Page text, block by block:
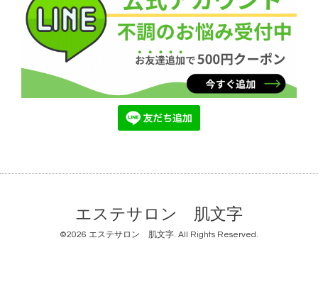
エステサロン 肌文字
©2026 エステサロン 肌文字. All Rights Reserved.